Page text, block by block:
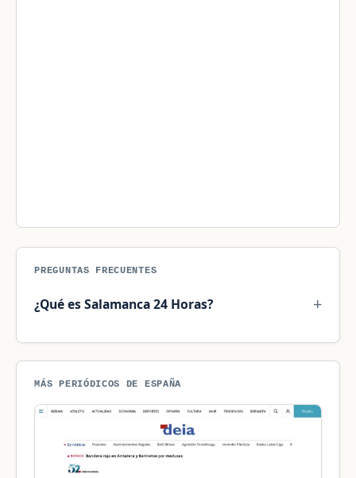
PREGUNTAS FRECUENTES
¿Qué es Salamanca 24 Horas?
MÁS PERIÓDICOS DE ESPAÑA